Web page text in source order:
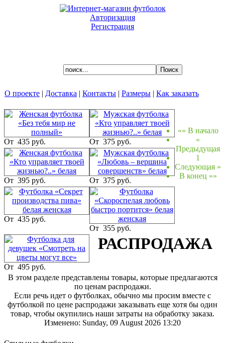
Авторизация
Регистрация
О проекте | Доставка | Контакты | Размеры | Как заказать
РАСПРОДАЖА
В этом разделе представлены товары, которые предлагаются
по ценам распродажи.
Если речь идет о футболках, обычно мы просим вместе с
футболкой по цене распродажи заказывать еще хотя бы один
товар, чтобы окупились наши затраты на обработку заказа.
От 435 руб. От 375 руб.
От 395 руб. От 375 руб.
От 435 руб.
От 355 руб.
От 495 руб.
«« В начало
«
Предыдущая
1
Следующая »
В конец »»
РАСПРОДАЖА
В этом разделе представлены товары, которые предлагаются
по ценам распродажи.
Если речь идет о футболках, обычно мы просим вместе с
футболкой по цене распродажи заказывать еще хотя бы один
товар, чтобы окупились наши затраты на обработку заказа.
Изменено: Sunday, 09 August 2026 13:20